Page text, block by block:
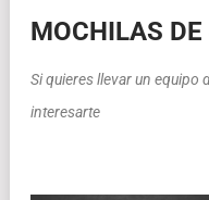
MOCHILAS
Si quieres llevar un equipo
interesarte